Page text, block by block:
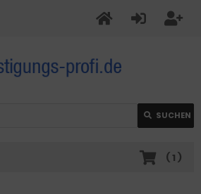
SUCHEN
( 1 )